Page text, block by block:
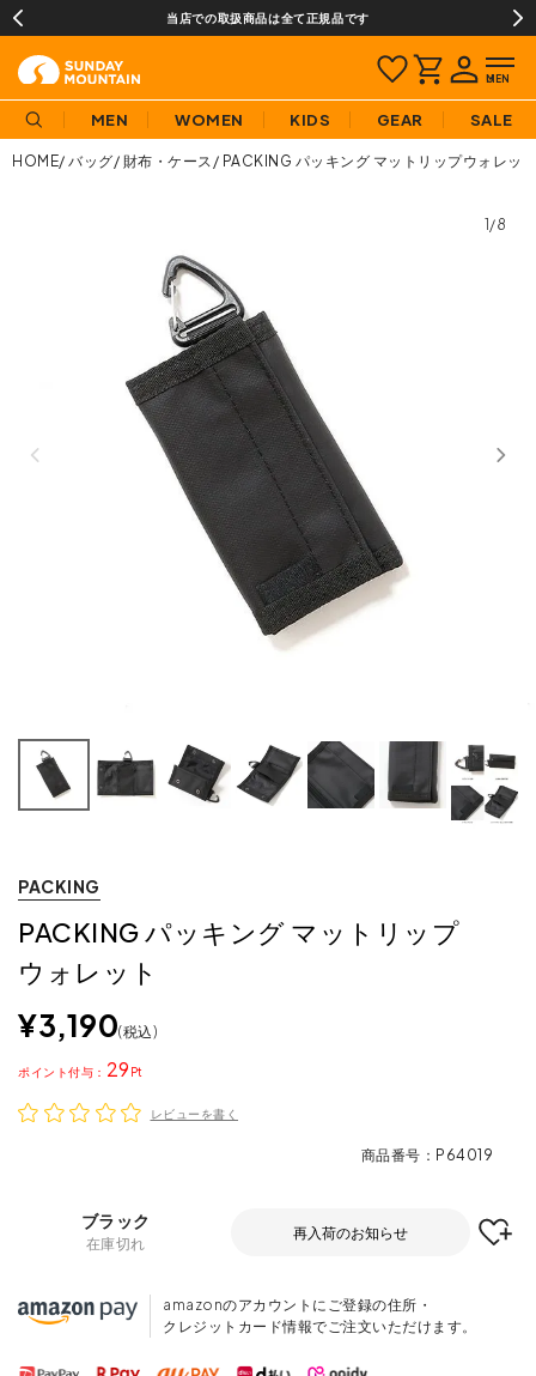
当店での取扱商品は全て正規品です
MEN WOMEN KIDS GEAR SALE
HOME バッグ 財布・ケース PACKING パッキング マットリップウォレット
1/8
PACKING
PACKING パッキング マットリップ
ウォレット
¥3,190 税込
29
ポイント
レビューを書く
商品番号 P64019
ブラック
在庫切れ
再入荷のお知らせ
amazonのアカウントにご登録の住所・
クレジットカード情報でご注文いただけます。